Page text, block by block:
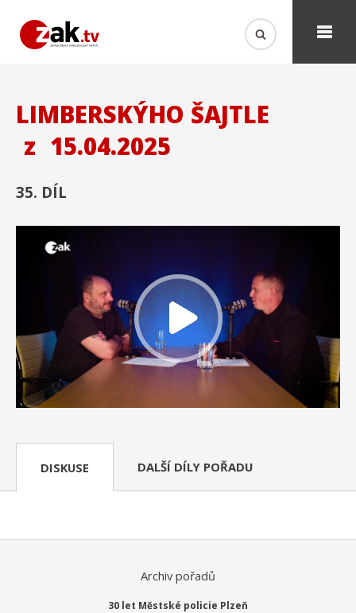
LIMBERSKÝHO ŠAJTLE
z 15.04.2025
35. DÍL
DISKUSE DALŠÍ DÍLY POŘADU
Archiv pořadů
30 let Městské policie Plzeň